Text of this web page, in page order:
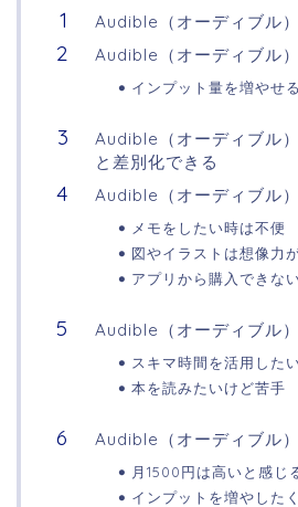
Audible（オーディブル
Audible（オーディブル
インプット量を増やせる
Audible（オーディブル
と差別化できる
Audible（オーディブル
メモをしたい時は不便
図やイラストは想像力
アプリから購入できな
Audible（オーディブル
スキマ時間を活用した
本を読みたいけど苦手
Audible（オーディブル
月1500円は高いと感じ
インプットを増やした